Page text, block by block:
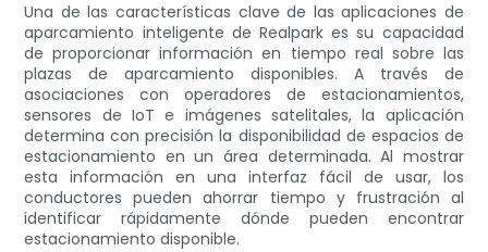
Una de las características clave de las aplicaciones de
aparcamiento inteligente de Realpark es su capacidad
de proporcionar información en tiempo real sobre las
plazas de aparcamiento disponibles. A través de
asociaciones con operadores de estacionamientos,
sensores de IoT e imágenes satelitales, la aplicación
determina con precisión la disponibilidad de espacios de
estacionamiento en un área determinada. Al mostrar
esta información en una interfaz fácil de usar, los
conductores pueden ahorrar tiempo y frustración al
identificar rápidamente dónde pueden encontrar
estacionamiento disponible.